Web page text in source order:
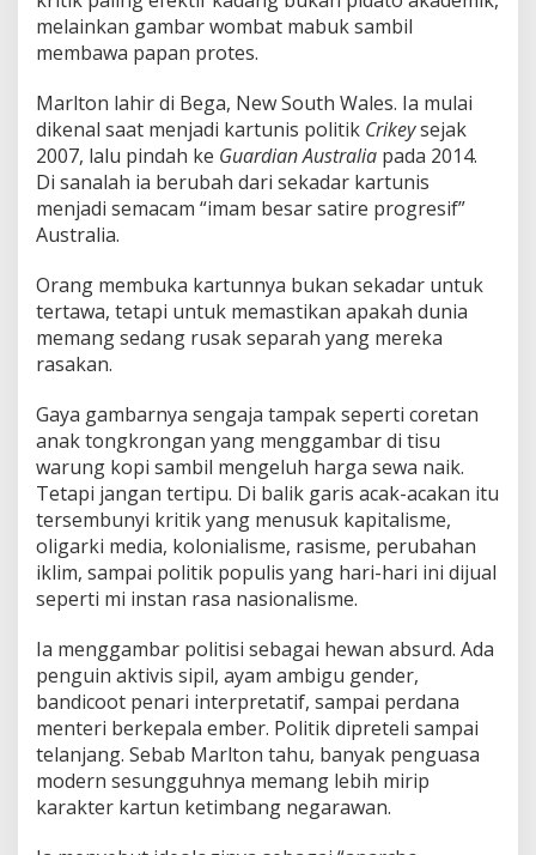
melainkan gambar wombat mabuk sambil
membawa papan protes.
Marlton lahir di Bega, New South Wales. Ia mulai
dikenal saat menjadi kartunis politik Crikeysejak
2007, lalu pindah ke Guardian Australia pada 2014.
Di sanalah ia berubah dari sekadar kartunis
menjadi semacam “imam besar satire progresif”
Australia.
Orang membuka kartunnya bukan sekadar untuk
tertawa, tetapi untuk memastikan apakah dunia
memang sedang rusak separah yang mereka
rasakan.
Gaya gambarnya sengaja tampak seperti coretan
anak tongkrongan yang menggambar di tisu
warung kopi sambil mengeluh harga sewa naik.
Tetapi jangan tertipu. Di balik garis acak-acakan itu
tersembunyi kritik yang menusuk kapitalisme,
oligarki media, kolonialisme, rasisme, perubahan
iklim, sampai politik populis yang hari-hari ini dijual
seperti mi instan rasa nasionalisme.
Ia menggambar politisi sebagai hewan absurd. Ada
penguin aktivis sipil, ayam ambigu gender,
bandicoot penari interpretatif, sampai perdana
menteri berkepala ember. Politik dipreteli sampai
telanjang. Sebab Marlton tahu, banyak penguasa
modern sesungguhnya memang lebih mirip
karakter kartun ketimbang negarawan.